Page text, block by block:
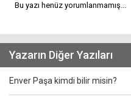
Bu yazı henüz yorumlanmamış...
Yazarın Diğer Yazıları
Enver Paşa kimdi bilir misin?